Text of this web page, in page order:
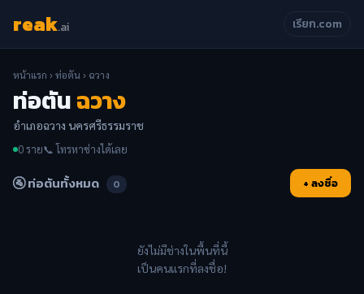
reak.ai เรียก.com
หน้าแรก ›ท่อตัน› ฉวาง
ท่อตันฉวาง
อำเภอฉวาง นครศรีธรรมราช
0 ราย📞 โทรหาช่างได้เลย
🚰 ท่อตันทั้งหมด 0 + ลงชื่อ
ยังไม่มีช่างในพื้นที่นี้
เป็นคนแรกที่ลงชื่อ!